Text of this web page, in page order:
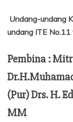
Undang-undang
undang ITE
Pembina :
(Pur) Drs. H.
MM